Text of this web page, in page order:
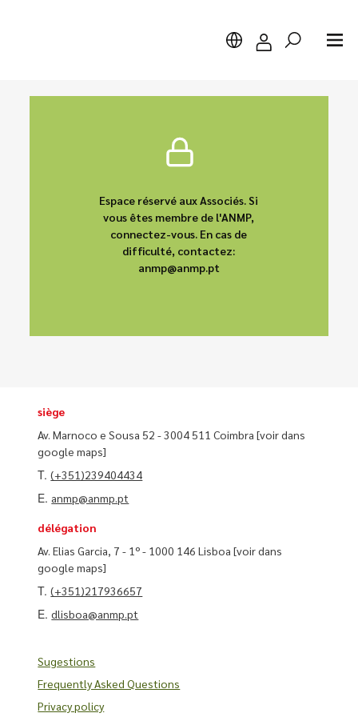
Espace réservé aux Associés. Si
vous êtes membre de l'ANMP,
connectez-vous. En cas de
difficulté, contactez:
anmp@anmp.pt
siège
Av. Marnoco e Sousa 52 - 3004 511 Coimbra[voir dans
google maps]
T.(+351)239404434
E. anmp@anmp.pt
délégation
Av. Elias Garcia, 7 - 1º - 1000 146 Lisboa[voir dans
google maps]
T.(+351)217936657
E.dlisboa@anmp.pt
Sugestions
Frequently Asked Questions
Privacy policy